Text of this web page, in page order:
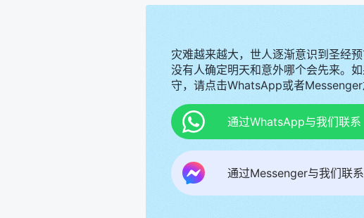
灾难越来越大，世人逐渐意识到圣经
没有人确定明天和意外哪个会先来。
守，请点击WhatsApp或者Messenger
通过WhatsApp与我们联系
通过Messenger与我们联系